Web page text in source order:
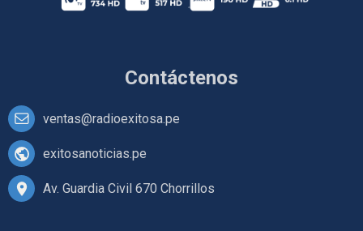
Contáctenos
ventas@radioexitosa.pe
exitosanoticias.pe
Av. Guardia Civil 670 Chorrillos